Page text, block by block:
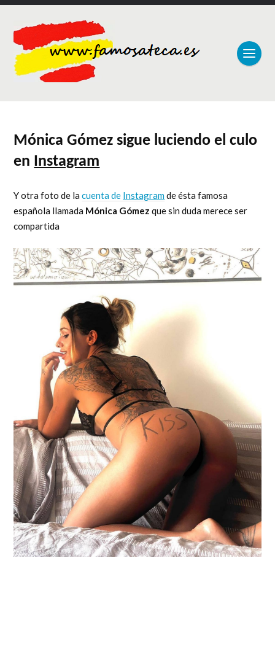
Mónica Gómez sigue luciendo el culo
en Instagram
Y otra foto de lacuenta de Instagramde ésta famosa
española llamada Mónica Gómez que sin duda merece ser
compartida